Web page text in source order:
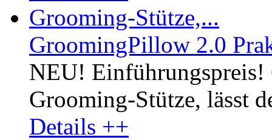
GroomingPillow 2.0
NEU!
Grooming-Stütze, lässt
Details ++